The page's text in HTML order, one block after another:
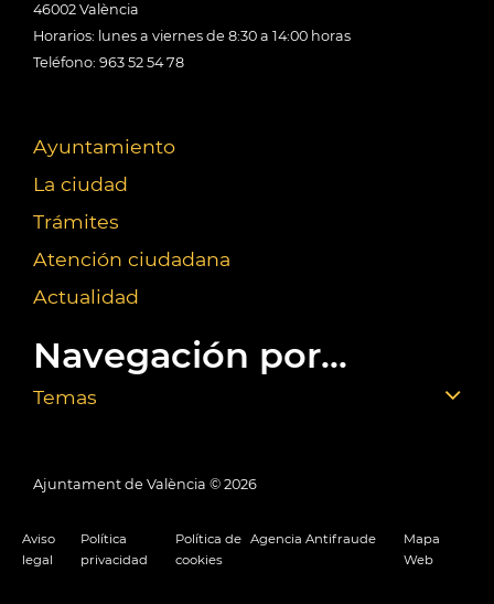
46002 València
Horarios: lunes a viernes de 8:30 a 14:00 horas
Teléfono: 963 52 54 78
Ayuntamiento
La ciudad
Trámites
Atención ciudadana
Actualidad
Navegación por...
Temas
Ajuntament de València © 2026
Aviso
legal
Política
privacidad
Política de
cookies
Agencia Antifraude
Mapa
Web